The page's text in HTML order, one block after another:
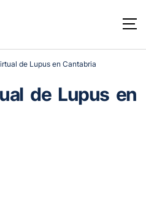
de Lupus en Cantabria
de Lupus en